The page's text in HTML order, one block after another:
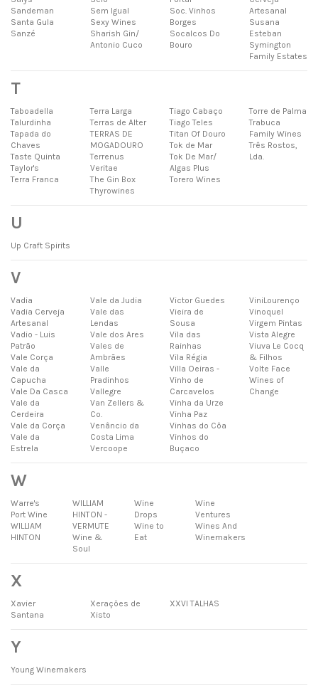
Sandeman
Santa Gula
Sanzé
Sem Igual
Sexy Wines
Sharish Gin/
Antonio Cuco
Soc. Vinhos
Borges
Socalcos Do
Bouro
Artesanal
Susana
Esteban
Symington
Family Estates
T
Taboadella
Talurdinha
Tapada do
Chaves
Taste Quinta
Taylor's
Terra Franca
Terra Larga
Terras de Alter
TERRAS DE
MOGADOURO
Terrenus
Veritae
The Gin Box
Thyrowines
Tiago Cabaço
Tiago Teles
Titan Of Douro
Tok de Mar
Tok De Mar/
Algas Plus
Torero Wines
Torre de Palma
Trabuca
Family Wines
Três Rostos,
Lda.
U
Up Craft Spirits
V
Vadia
Vadia Cerveja
Artesanal
Vadio - Luis
Patrão
Vale Corça
Vale da
Capucha
Vale Da Casca
Vale da
Cerdeira
Vale da Corça
Vale da
Estrela
Vale da Judia
Vale das
Lendas
Vale dos Ares
Vales de
Ambrães
Valle
Pradinhos
Vallegre
Van Zellers &
Co.
Venâncio da
Costa Lima
Vercoope
Victor Guedes
Vieira de
Sousa
Vila das
Rainhas
Vila Régia
Villa Oeiras -
Vinho de
Carcavelos
Vinha da Urze
Vinha Paz
Vinhas do Côa
Vinhos do
Buçaco
ViniLourenço
Vinoquel
Virgem Pintas
Vista Alegre
Viuva Le Cocq
& Filhos
Volte Face
Wines of
Change
W
Warre's
Port Wine
WILLIAM
HINTON
WILLIAM
HINTON -
VERMUTE
Wine &
Soul
Wine
Drops
Wine to
Eat
Wine
Ventures
Wines And
Winemakers
X
Xavier
Santana
Xerações de
Xisto
XXVI TALHAS
Y
Young Winemakers